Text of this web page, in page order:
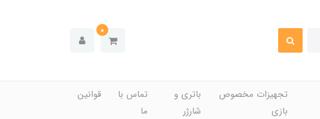
0
تجهیزات مخصوص
بازی
باتری و
شارژر
تماس با
ما
قوانین